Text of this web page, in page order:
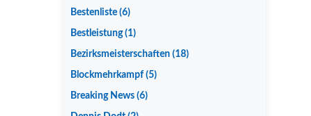
Bestenliste (6)
Bestleistung(1)
Bezirksmeisterschaften (18)
Blockmehrkampf (5)
Breaking News (6)